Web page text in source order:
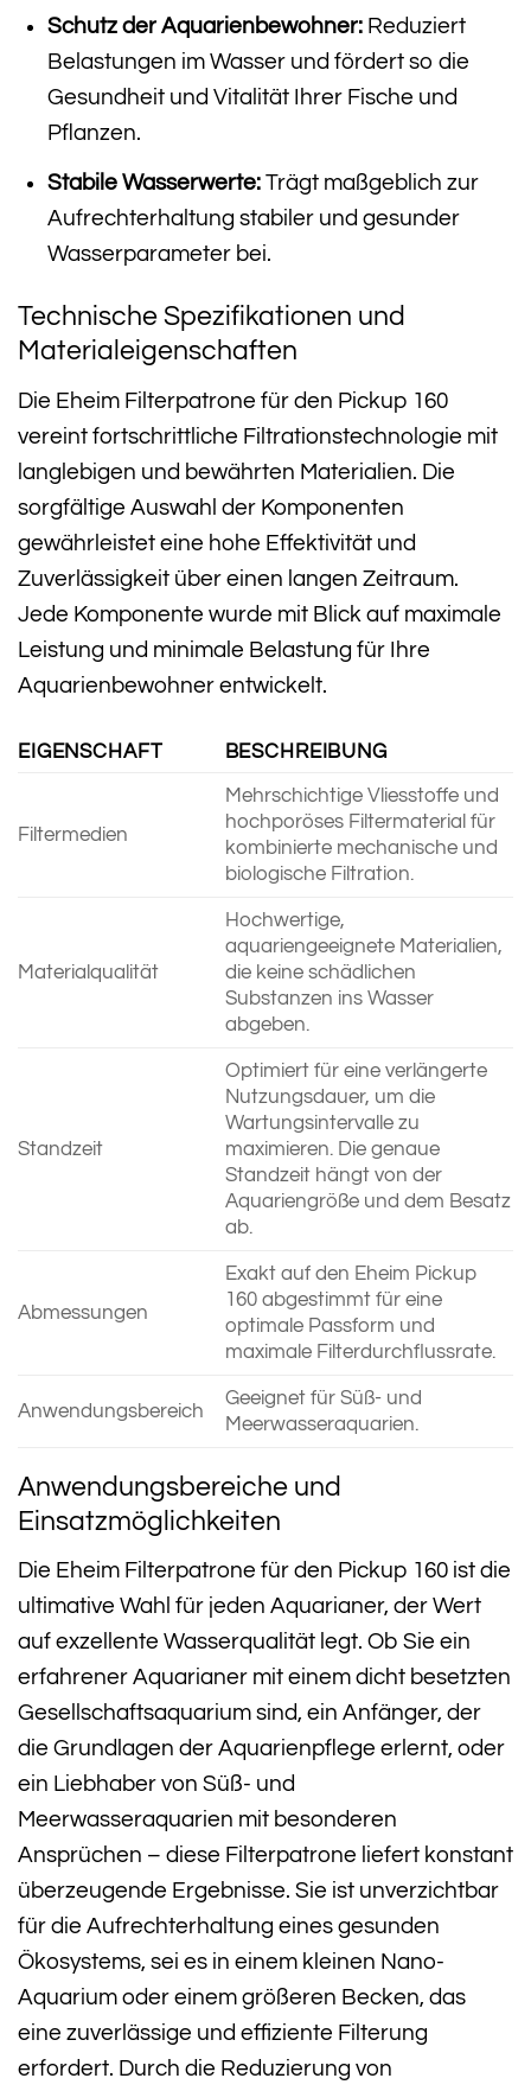
Schutz der Aquarienbewohner:Reduziert
Belastungen im Wasser und fördert so die
Gesundheit und Vitalität Ihrer Fische und
Pflanzen.
Stabile Wasserwerte:Trägt maßgeblich zur
Aufrechterhaltung stabiler und gesunder
Wasserparameter bei.
Technische Spezifikationen und
Materialeigenschaften
Die Eheim Filterpatrone für den Pickup 160
vereint fortschrittliche Filtrationstechnologie mit
langlebigen und bewährten Materialien. Die
sorgfältige Auswahl der Komponenten
gewährleistet eine hohe Effektivität und
Zuverlässigkeit über einen langen Zeitraum.
Jede Komponente wurde mit Blick auf maximale
Leistung und minimale Belastung für Ihre
Aquarienbewohner entwickelt.
EIGENSCHAFT BESCHREIBUNG
Filtermedien
Mehrschichtige Vliesstoffe und
hochporöses Filtermaterial für
kombinierte mechanische und
biologische Filtration.
Materialqualität
Hochwertige,
aquariengeeignete Materialien,
die keine schädlichen
Substanzen ins Wasser
abgeben.
Standzeit
Optimiert für eine verlängerte
Nutzungsdauer, um die
Wartungsintervalle zu
maximieren. Die genaue
Standzeit hängt von der
Aquariengröße und dem Besatz
ab.
Abmessungen
Exakt auf den Eheim Pickup
160 abgestimmt für eine
optimale Passform und
maximale Filterdurchflussrate.
Anwendungsbereich
Geeignet für Süß- und
Meerwasseraquarien.
Anwendungsbereiche und
Einsatzmöglichkeiten
Die Eheim Filterpatrone für den Pickup 160 ist die
ultimative Wahl für jeden Aquarianer, der Wert
auf exzellente Wasserqualität legt. Ob Sie ein
erfahrener Aquarianer mit einem dicht besetzten
Gesellschaftsaquarium sind, ein Anfänger, der
die Grundlagen der Aquarienpflege erlernt, oder
ein Liebhaber von Süß- und
Meerwasseraquarien mit besonderen
Ansprüchen – diese Filterpatrone liefert konstant
überzeugende Ergebnisse. Sie ist unverzichtbar
für die Aufrechterhaltung eines gesunden
Ökosystems, sei es in einem kleinen Nano-
Aquarium oder einem größeren Becken, das
eine zuverlässige und effiziente Filterung
erfordert. Durch die Reduzierung von